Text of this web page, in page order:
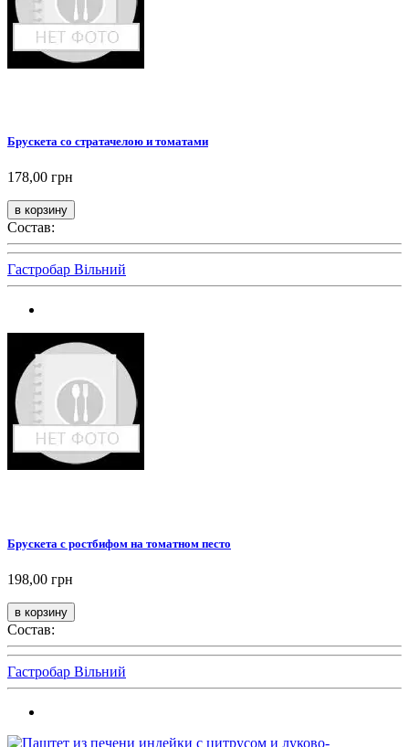
Брускета со стратачелою и томатами
178,00 грн
Состав:
Гастробар Вільний
Брускета с ростбифом на томатном песто
198,00 грн
Состав:
Гастробар Вільний